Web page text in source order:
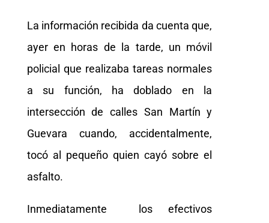
La información recibida da cuenta que,
ayer en horas de la tarde, un móvil
policial que realizaba tareas normales
a su función, ha doblado en la
intersección de calles San Martín y
Guevara cuando, accidentalmente,
tocó al pequeño quien cayó sobre el
asfalto.
Inmediatamente los efectivos